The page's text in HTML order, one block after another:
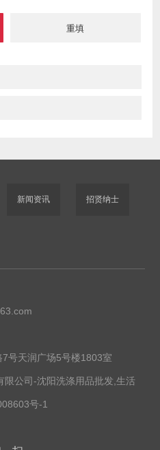
新闻资讯 招贤纳士
号天润广场5号楼1803室
公司-沈阳洗涤用品批发,生活
号-1